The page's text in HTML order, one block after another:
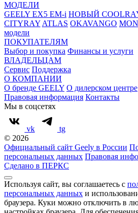
МОДЕЛИ
GEELY EX5 EM-i НОВЫЙ
CITYRAY ATLAS OKAVANGO
модели
ПОКУПАТЕЛЯМ
Выбор и покупка Финансы и услуги
ВЛАДЕЛЬЦАМ
Сервис Поддержка
О КОМПАНИИ
О бренде GEELY О дилерском центре
Правовая информация Контакты
Мы в соцсетях
vk
tg
© 2026
Официальный сайт Geely в России
персональных данных Правовая
Сделано в ПЕРКС
Используя сайт, вы соглашаетесь с
персональных данных и
браузера. Куки можно отключить в